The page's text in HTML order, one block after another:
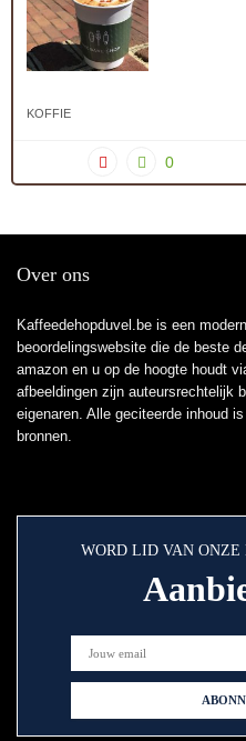
KOFFIE
0
Over ons
Kaffeedehopduvel.be is een
beoordelingswebsite die de beste
amazon en u op de hoogte houdt
afbeeldingen zijn auteursrechtelijk
eigenaren. Alle geciteerde inhoud
bronnen.
WORD LID VAN